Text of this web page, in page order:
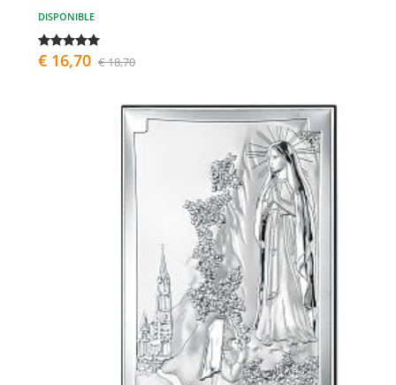
DISPONIBLE
€ 16,70 € 18,70